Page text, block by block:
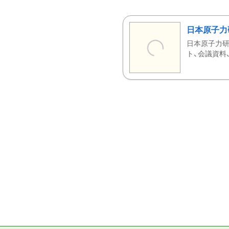
日本原子
日本原子力
ト、会議資